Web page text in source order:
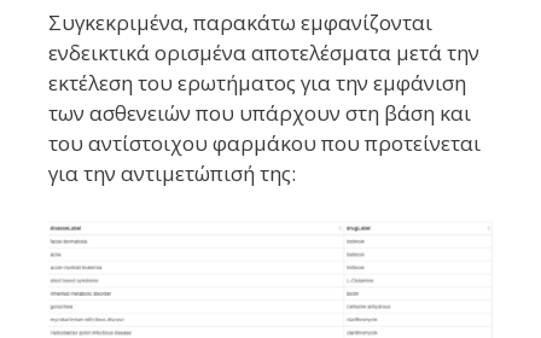
Συγκεκριμένα, παρακάτω εμφανίζονται
ενδεικτικά ορισμένα αποτελέσματα μετά την
εκτέλεση του ερωτήματος για την εμφάνιση
των ασθενειών που υπάρχουν στη βάση και
του αντίστοιχου φαρμάκου που προτείνεται
για την αντιμετώπισή της: